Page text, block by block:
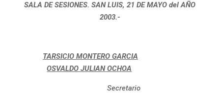
SALA DE SESIONES. SAN LUIS, 21 DE MAYO del AÑO
2003.-
TARSICIO MONTERO GARCIA
OSVALDO JULIAN OCHOA
Secretario